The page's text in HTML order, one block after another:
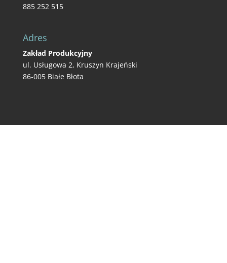
885 252 515
Adres
Zakład Produkcyjny
ul. Usługowa 2, Kruszyn Krajeński
86-005 Białe Błota